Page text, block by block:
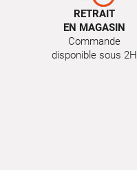
RETRAIT
EN MAGASIN
Commande
disponible sous 2H